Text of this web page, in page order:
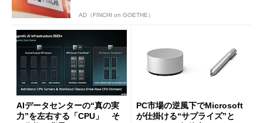
AD（FINCHI on GOETHE）
AIデータセンターの“真の実
力”を左右する「CPU」 そ
PC市場の逆風下でMicrosoft
が仕掛ける“サプライズ”と